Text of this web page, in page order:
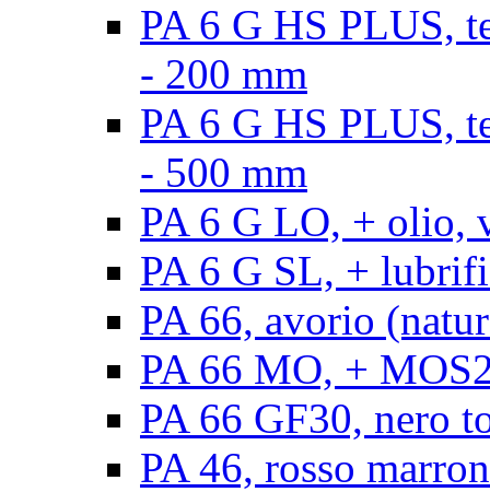
PA 6 G HS PLUS,
- 200 mm
PA 6 G HS PLUS,
- 500 mm
PA 6 G LO, + olio,
PA 6 G SL, +
PA 66, avorio
PA 66 MO, +
PA 66 GF30, nero
PA 46, rosso